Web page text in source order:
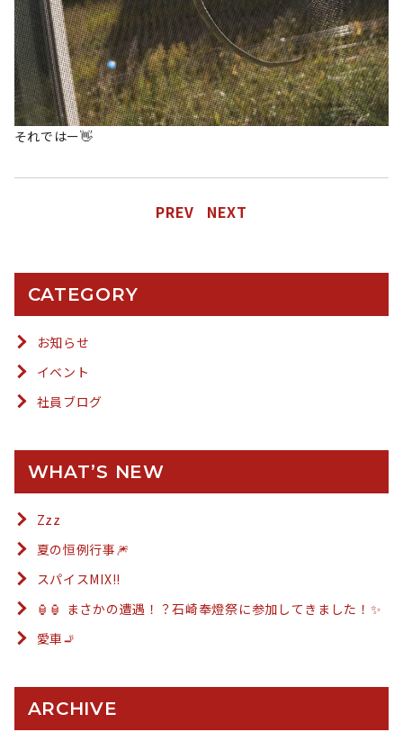
それではー👋
PREV NEXT
CATEGORY
お知らせ
イベント
社員ブログ
WHAT’S NEW
Zzz
夏の恒例行事🎆
スパイスMIX!!
🏮🏮 まさかの遭遇！？石崎奉燈祭に参加してきました！✨
愛車🚬
ARCHIVE